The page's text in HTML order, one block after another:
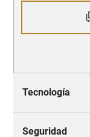
Tecnología
Seguridad